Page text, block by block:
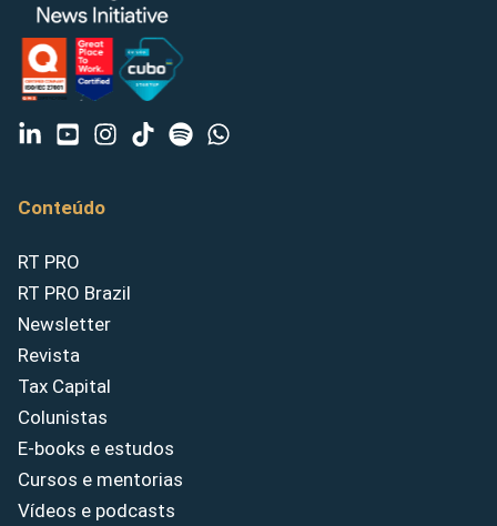
Conteúdo
RT PRO
RT PRO Brazil
Newsletter
Revista
Tax Capital
Colunistas
E-books e estudos
Cursos e mentorias
Vídeos e podcasts